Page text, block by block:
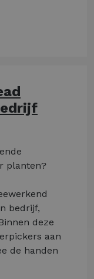
planten?
bedrijf,
deze
aan
de handen